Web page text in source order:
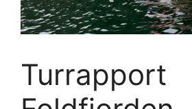
Turrapport